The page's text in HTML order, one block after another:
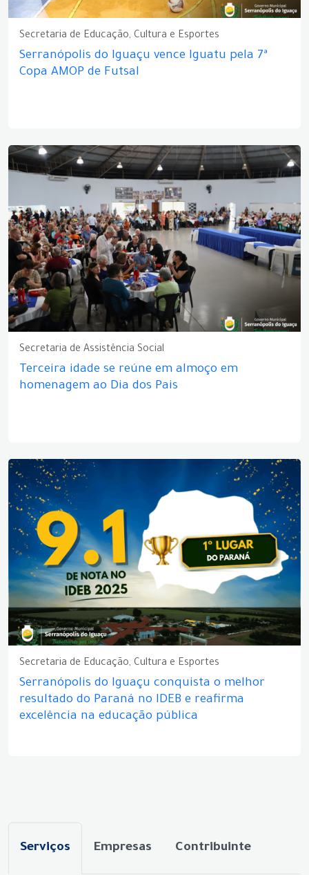
Secretaria de Educação, Cultura e Esportes
Serranópolis do Iguaçu vence Iguatu pela 7ª
Copa AMOP de Futsal
Secretaria de Assistência Social
Terceira idade se reúne em almoço em
homenagem ao Dia dos Pais
Secretaria de Educação, Cultura e Esportes
Serranópolis do Iguaçu conquista o melhor
resultado do Paraná no IDEB e reafirma
excelência na educação pública
Serviços Empresas Contribuinte